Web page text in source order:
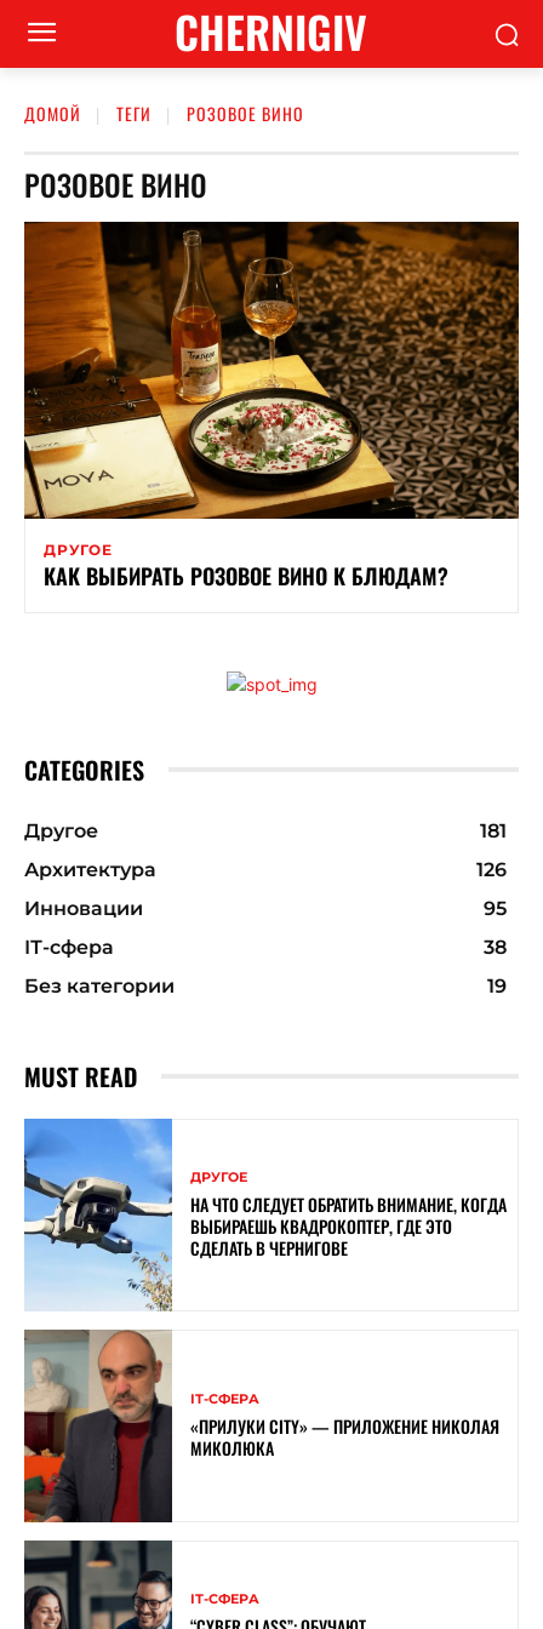
CHERNIGIV
ДОМОЙ ТЕГИ РОЗОВОЕ ВИНО
РОЗОВОЕ ВИНО
ДРУГОЕ
КАК ВЫБИРАТЬ РОЗОВОЕ ВИНО К БЛЮДАМ?
CATEGORIES
Другое
181
Архитектура
126
Инновации
95
ІТ-сфера
38
Без категории
19
MUST READ
ДРУГОЕ
НА ЧТО СЛЕДУЕТ ОБРАТИТЬ ВНИМАНИЕ, КОГДА
ВЫБИРАЕШЬ КВАДРОКОПТЕР, ГДЕ ЭТО
СДЕЛАТЬ В ЧЕРНИГОВЕ
ІТ-СФЕРА
«ПРИЛУКИ CITY» — ПРИЛОЖЕНИЕ НИКОЛАЯ
МИКОЛЮКА
ІТ-СФЕРА